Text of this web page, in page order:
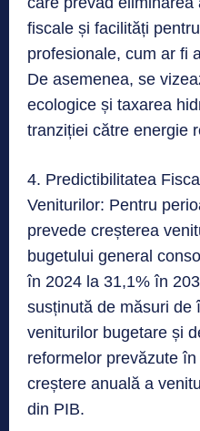
fiscale și facilități
profesionale, cum ar fi
De asemenea, se
ecologice și taxarea
tranziției către energie
4. Predictibilitatea
Veniturilor: Pentru
prevede creșterea
bugetului general
în 2024 la 31,1% în
susținută de măsuri de
veniturilor bugetare și
reformelor prevăzute
creștere anuală a
din PIB.